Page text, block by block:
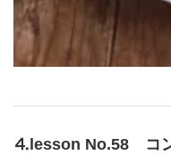
⒋lesson No.58 コン